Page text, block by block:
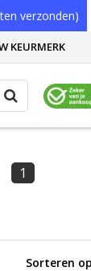
verzonden)
KEURMERK
1
Sorteren